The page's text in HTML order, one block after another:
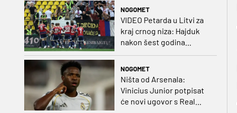
NOGOMET
VIDEO Petarda u Litvi za
kraj crnog niza: Hajduk
nakon šest godina
NOGOMET
Ništa od Arsenala:
Vinicius Junior potpisat
će novi ugovor s Real